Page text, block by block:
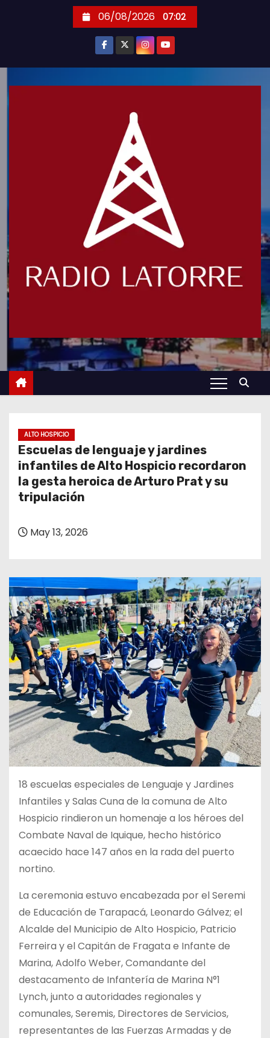
06/08/2026 07:02
ALTO HOSPICIO
Escuelas de lenguaje y jardines
infantiles de Alto Hospicio recordaron
la gesta heroica de Arturo Prat y su
tripulación
May 13, 2026
18 escuelas especiales de Lenguaje y Jardines
Infantiles y Salas Cuna de la comuna de Alto
Hospicio rindieron un homenaje a los héroes del
Combate Naval de Iquique, hecho histórico
acaecido hace 147 años en la rada del puerto
nortino.
La ceremonia estuvo encabezada por el Seremi
de Educación de Tarapacá, Leonardo Gálvez; el
Alcalde del Municipio de Alto Hospicio, Patricio
Ferreira y el Capitán de Fragata e Infante de
Marina, Adolfo Weber, Comandante del
destacamento de Infantería de Marina N°1
Lynch, junto a autoridades regionales y
comunales, Seremis, Directores de Servicios,
representantes de las Fuerzas Armadas y de